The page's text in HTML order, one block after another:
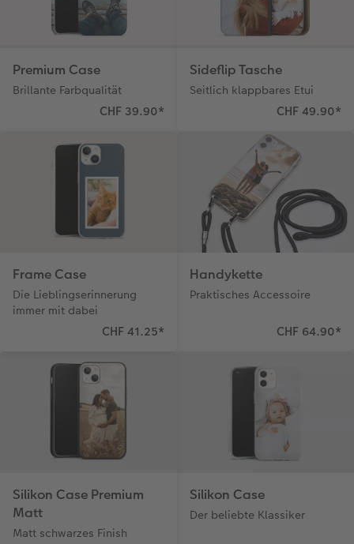
Premium Case
Brillante Farbqualität
CHF 39.90*
Sideflip Tasche
Seitlich klappbares Etui
CHF 49.90*
Handykette
Praktisches Accessoire
CHF 64.90*
Silikon Case
Der beliebte Klassiker
Silikon Case Premium
Matt
Matt schwarzes Finish
Frame Case
Die Lieblingserinnerung
immer mit dabei
CHF 41.25*